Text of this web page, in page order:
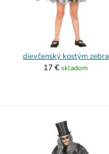
dievčenský kostým zebra
17 €skladom